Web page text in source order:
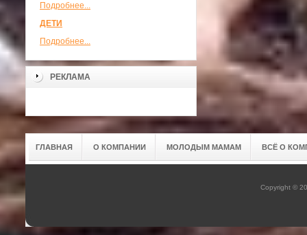
Подробнее...
ДЕТИ
Подробнее...
РЕКЛАМА
ГЛАВНАЯ О КОМПАНИИ МОЛОДЫМ МАМАМ ВСЁ О
Copyright ©